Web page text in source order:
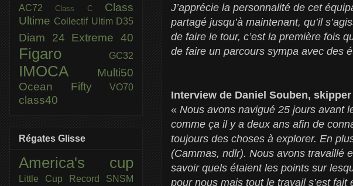
J’apprécie la personnalité de cet
partagé jusqu’à maintenant, qu’il
de faire le tour, c’est la première fois
de faire un parcours sympa avec des
Interview de Daniel Souben,
« Nous avons navigué 25 jours avant
comme ça il y a deux ans afin de
toujours des choses à explorer. En
(Cammas, ndlr). Nous avons travaillé
savoir quels étaient les points sur
pour nous mais tout le travail s’est
AC72Class C Class
Ultime Collectif Ultim D35
Diam 24 Extreme 40
Figaro GC32
IMOCA
Multi50
Ocean Fifty
VO70
class40
Régates Glisse
America's cup
Little Cup Record SNSM